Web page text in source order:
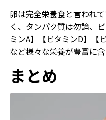
卵は完全栄養食と言われ
く、タンパク質は勿論、
ミンA】【ビタミンD】【
など様々な栄養が豊富に
まとめ